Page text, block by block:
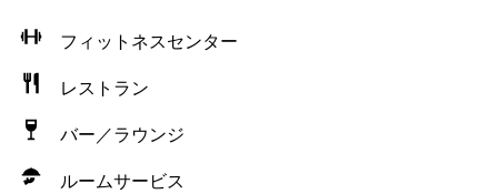
フィットネスセンター
レストラン
バー／ラウンジ
ルームサービス